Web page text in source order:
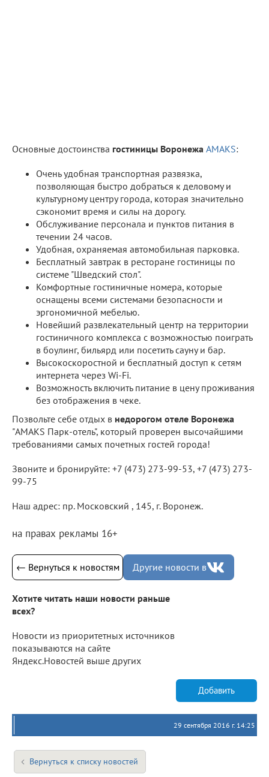
Основные достоинства гостиницы Воронежа AMAKS:
Очень удобная транспортная развязка,
позволяющая быстро добраться к деловому и
культурному центру города, которая значительно
сэкономит время и силы на дорогу.
Обслуживание персонала и пунктов питания в
течении 24 часов.
Удобная, охраняемая автомобильная парковка.
Бесплатный завтрак в ресторане гостиницы по
системе "Шведский стол".
Комфортные гостиничные номера, которые
оснащены всеми системами безопасности и
эргономичной мебелью.
Новейший развлекательный центр на территории
гостиничного комплекса с возможностью поиграть
в боулинг, бильярд или посетить сауну и бар.
Высокоскоростной и бесплатный доступ к сетям
интернета через Wi-Fi.
Возможность включить питание в цену проживания
без отображения в чеке.
Позвольте себе отдых в недорогом отеле Воронежа
"AMAKS Парк-отель", который проверен высочайшими
требованиями самых почетных гостей города!
Звоните и бронируйте: +7 (473) 273-99-53, +7 (473) 273-
99-75
Наш адрес: пр. Московский , 145, г. Воронеж.
на правах рекламы 16+
← Вернуться к новостям Другие новости в
Хотите читать наши новости раньше
всех?
Новости из приоритетных источников
показываются на сайте
Яндекс.Новостей выше других
Добавить
29 сентября 2016 г. 14:25
Вернуться к списку новостей